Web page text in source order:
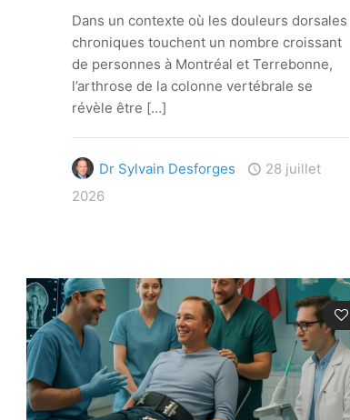
Dans un contexte où les douleurs dorsales
chroniques touchent un nombre croissant
de personnes à Montréal et Terrebonne,
l’arthrose de la colonne vertébrale se
révèle être […]
Dr Sylvain Desforges
28 juillet
2026